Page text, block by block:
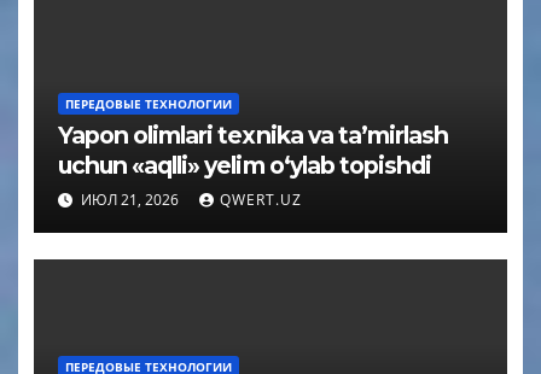
ПЕРЕДОВЫЕ ТЕХНОЛОГИИ
Yapon olimlari texnika va ta’mirlash
uchun «aqlli» yelim o‘ylab topishdi
ИЮЛ 21, 2026 QWERT.UZ
ПЕРЕДОВЫЕ ТЕХНОЛОГИИ